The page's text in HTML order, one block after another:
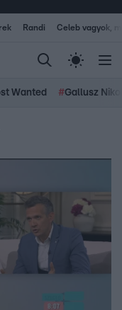
Randi Celeb vagyok,
Wanted #Gallusz